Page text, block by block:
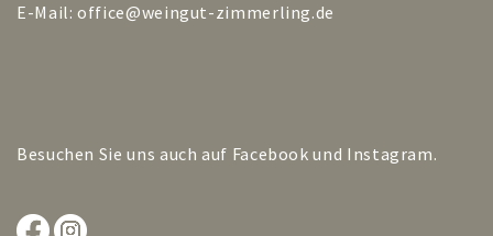
E-Mail:office@weingut-zimmerling.de
Besuchen Sie uns auch auf Facebook und Instagram.